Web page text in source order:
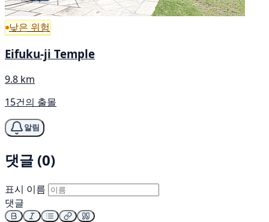
낮은 위험
Eifuku-ji Temple
9.8 km
15건의 출몰
알림
댓글 (0)
표시 이름
댓글